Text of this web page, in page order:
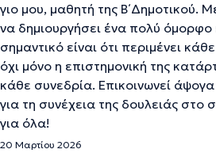
γιο μου, μαθητή της Β΄ Δημοτικού.
να δημιουργήσει ένα πολύ όμορφο
σημαντικό είναι ότι περιμένει
όχι μόνο η επιστημονική της
κάθε συνεδρία. Επικοινωνεί
για τη συνέχεια της δουλειάς
για όλα!
20 Μαρτίου 2026